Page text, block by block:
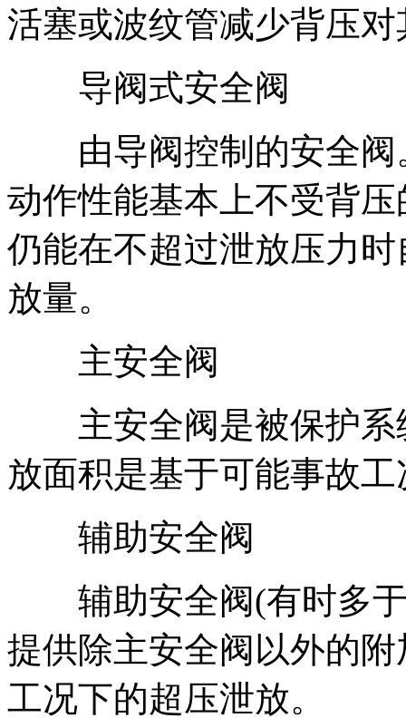
活塞或波纹管减少背压
导阀式安全阀
由导阀控制的安全阀
动作性能基本上不受背
仍能在不超过泄放压力
放量。
主安全阀
主安全阀是被保护系
放面积是基于可能事故
辅助安全阀
辅助安全阀(有时多于
提供除主安全阀以外的
工况下的超压泄放。